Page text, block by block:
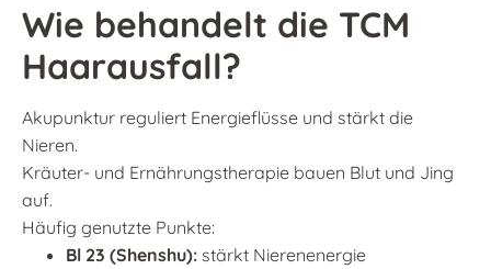
Wie behandelt die TCM
Haarausfall?
Akupunktur reguliert Energieflüsse und stärkt die
Nieren.
Kräuter- und Ernährungs­therapie bauen Blut und Jing
auf.
Häufig genutzte Punkte:
Bl 23 (Shenshu): stärkt Nierenenergie